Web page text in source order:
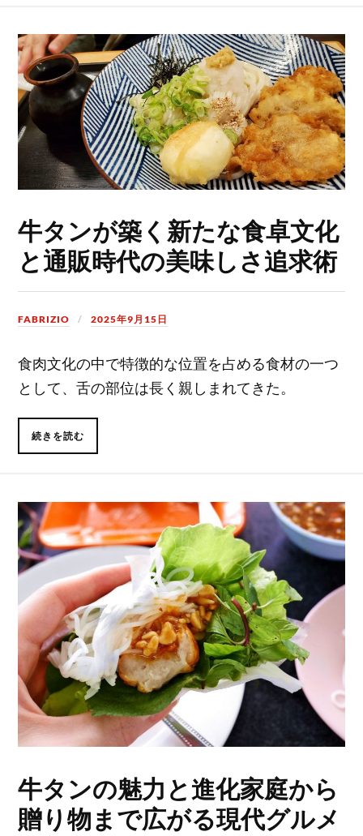
牛タンが築く新たな食卓文化
と通販時代の美味しさ追求術
FABRIZIO 2025年9月15日
食肉文化の中で特徴的な位置を占める食材の一つ
として、舌の部位は長く親しまれてきた。
続きを読む
牛タンの魅力と進化家庭から
贈り物まで広がる現代グルメ